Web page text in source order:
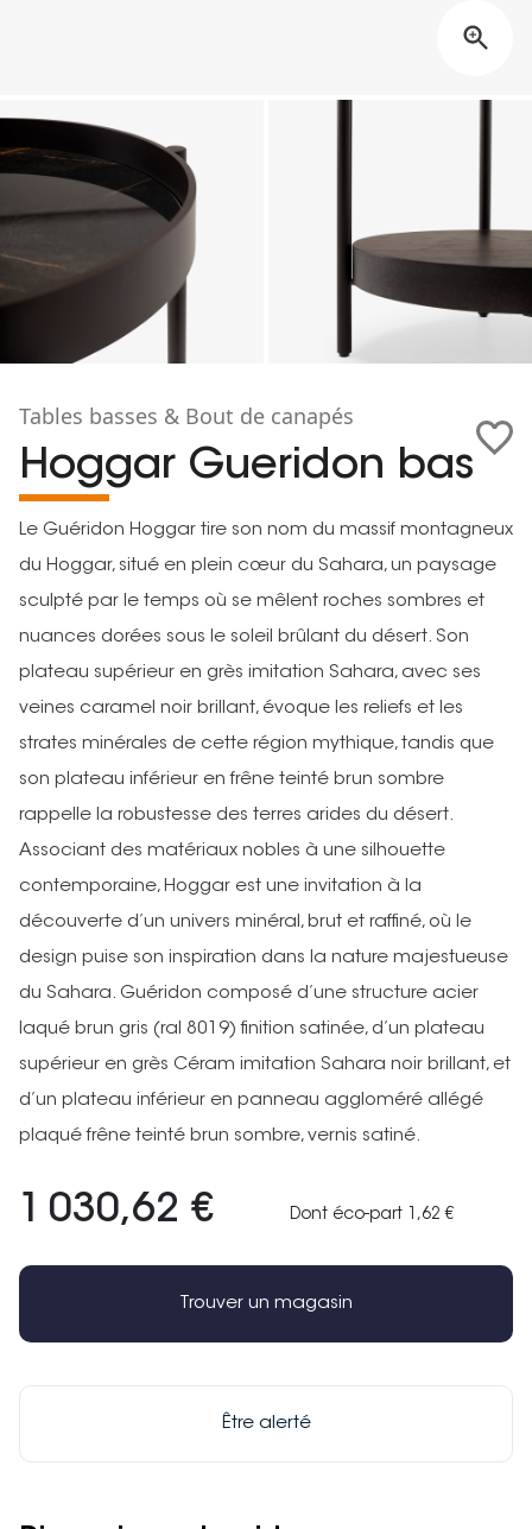
Tables basses & Bout de canapés
Hoggar Gueridon bas
Le Guéridon Hoggar tire son nom du massif montagneux
du Hoggar, situé en plein cœur du Sahara, un paysage
sculpté par le temps où se mêlent roches sombres et
nuances dorées sous le soleil brûlant du désert. Son
plateau supérieur en grès imitation Sahara, avec ses
veines caramel noir brillant, évoque les reliefs et les
strates minérales de cette région mythique, tandis que
son plateau inférieur en frêne teinté brun sombre
rappelle la robustesse des terres arides du désert.
Associant des matériaux nobles à une silhouette
contemporaine, Hoggar est une invitation à la
découverte d’un univers minéral, brut et raffiné, où le
design puise son inspiration dans la nature majestueuse
du Sahara. Guéridon composé d’une structure acier
laqué brun gris (ral 8019) finition satinée, d’un plateau
supérieur en grès Céram imitation Sahara noir brillant, et
d’un plateau inférieur en panneau aggloméré allégé
plaqué frêne teinté brun sombre, vernis satiné.
1 030,62 € Dont éco-part 1,62 €
Trouver un magasin
Être alerté